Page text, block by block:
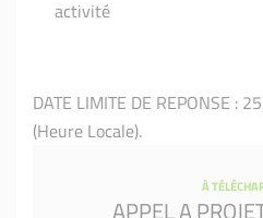
activité
DATE LIMITE DE REPONSE :
(Heure Locale).
À
APPEL A